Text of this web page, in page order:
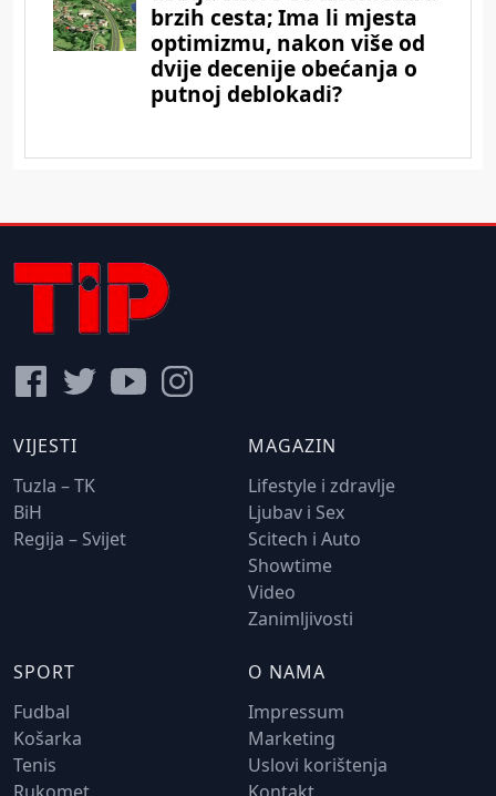
VIJESTI
Tuzla – TK
BiH
Regija – Svijet
MAGAZIN
Lifestyle i zdravlje
Ljubav i Sex
Scitech i Auto
Showtime
Video
Zanimljivosti
SPORT
Fudbal
Košarka
Tenis
O NAMA
Impressum
Marketing
Uslovi korištenja